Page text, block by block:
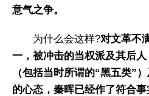
意气之争。
为什么会这样?对文革不
一，被冲击的当权派及其后
（包括当时所谓的“黑五类”
的心态，秦晖已经作了符合